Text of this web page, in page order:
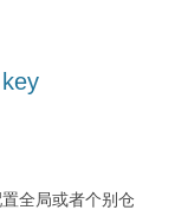
全局或者个别仓